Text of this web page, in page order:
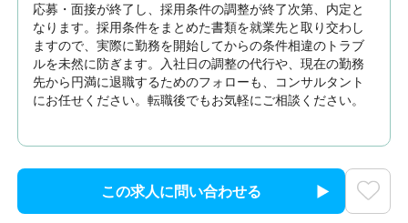
応募・面接が終了し、採用条件の調整が終了次第、内定と
なります。採用条件をまとめた書類を就業先と取り交わし
ますので、実際に勤務を開始してからの条件相違のトラブ
ルを未然に防ぎます。入社日の調整の代行や、現在の勤務
先から円満に退職するためのフォローも、コンサルタント
にお任せください。転職後でもお気軽にご相談ください。
この求人に問い合わせる